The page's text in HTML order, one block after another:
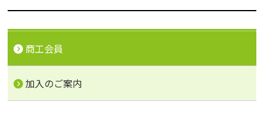
商工会員
加入のご案内